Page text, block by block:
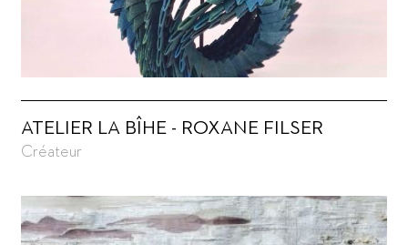
ATELIER LA BÎHE - ROXANE FILSER
Créateur